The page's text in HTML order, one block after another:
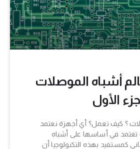
أشباه الموصلات
الأول
؟ كيف تعمل؟ أي أجهزة نعتمد
تعتمد في أساسها على أشباه
كمستفيد بهذه التكنولوجيا أن